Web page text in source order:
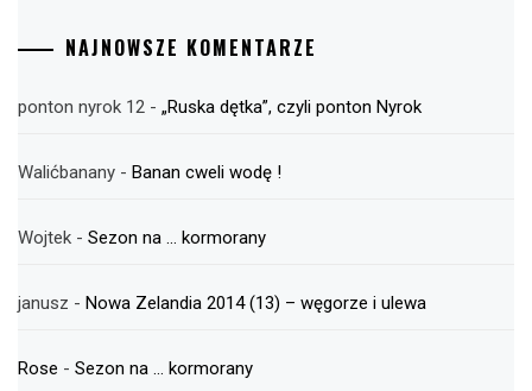
NAJNOWSZE KOMENTARZE
ponton nyrok 12 - „Ruska dętka”, czyli ponton Nyrok
Walićbanany - Banan cweli wodę !
Wojtek - Sezon na … kormorany
janusz - Nowa Zelandia 2014 (13) – węgorze i ulewa
Rose - Sezon na … kormorany